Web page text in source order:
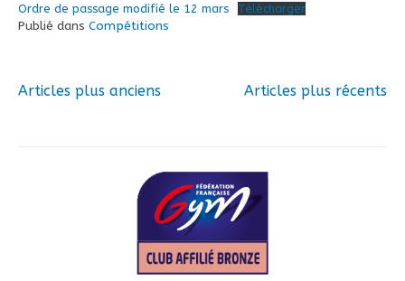
Ordre de passage modifié le 12 mars Télécharger
Publié dans Compétitions
Navigation
Articles plus anciens Articles plus récents